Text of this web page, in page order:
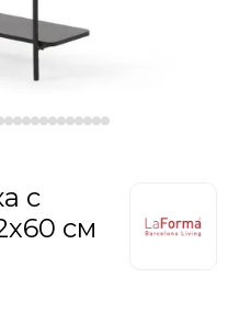
с
см